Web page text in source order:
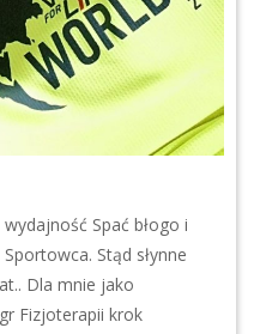
Spać błogo i
Stąd słynne
Dla mnie jako
Fizjoterapii krok